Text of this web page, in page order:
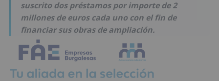
suscrito dos préstamos por importe de 2
millones de euros cada uno con el fin de
financiar sus obras de ampliación.